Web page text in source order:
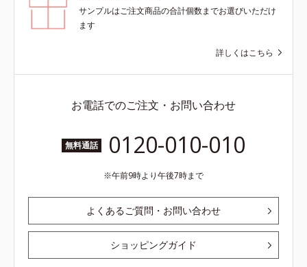
サンプルはご注文商品の合計個数までお選びいただけ
ます
詳しくはこちら
お電話でのご注文・お問い合わせ
無料通話 0120-010-010
午前9時より午後7時まで
よくあるご質問・お問い合わせ
ショッピングガイド